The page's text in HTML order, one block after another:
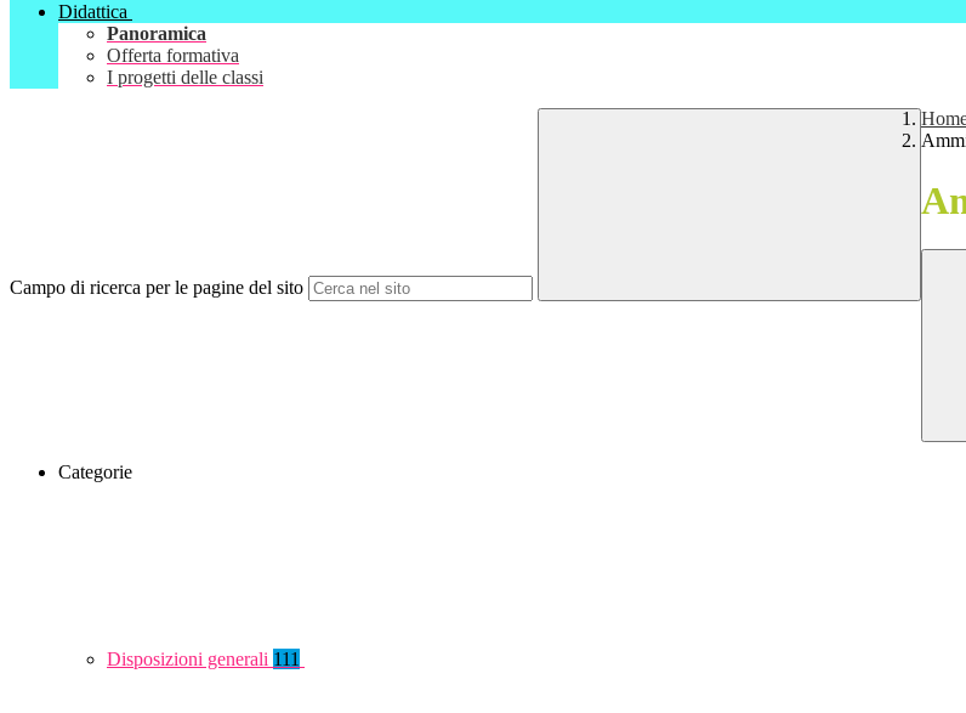
Didattica
Panoramica
Offerta formativa
I progetti delle classi
Campo di ricerca per le pagine del sito
Categorie
Disposizioni generali 111